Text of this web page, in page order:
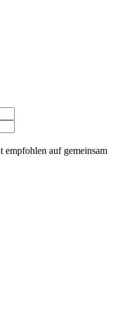
empfohlen auf gemeinsam